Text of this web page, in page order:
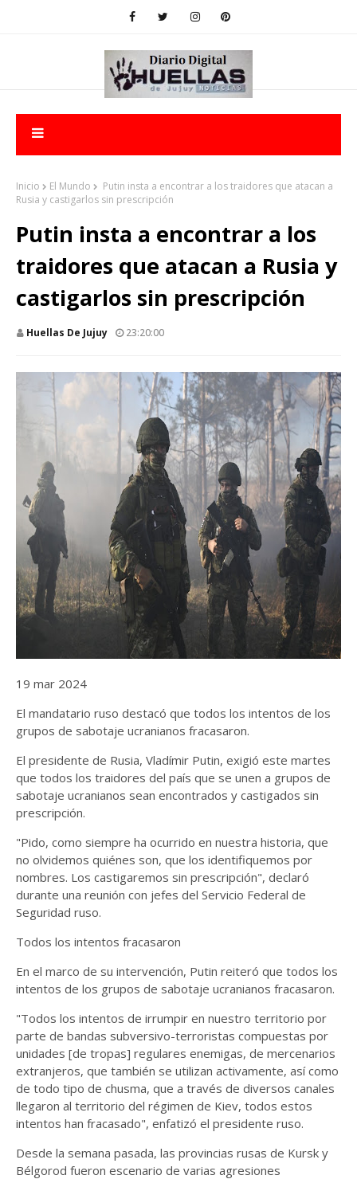
Inicio El Mundo
Putin insta a encontrar a los traidores que atacan a
Rusia y castigarlos sin prescripción
Putin insta a encontrar a los
traidores que atacan a Rusia y
castigarlos sin prescripción
Huellas De Jujuy 23:20:00
19 mar 2024
El mandatario ruso destacó que todos los intentos de los
grupos de sabotaje ucranianos fracasaron.
El presidente de Rusia, Vladímir Putin, exigió este martes
que todos los traidores del país que se unen a grupos de
sabotaje ucranianos sean encontrados y castigados sin
prescripción.
"Pido, como siempre ha ocurrido en nuestra historia, que
no olvidemos quiénes son, que los identifiquemos por
nombres. Los castigaremos sin prescripción", declaró
durante una reunión con jefes del Servicio Federal de
Seguridad ruso.
Todos los intentos fracasaron
En el marco de su intervención, Putin reiteró que todos los
intentos de los grupos de sabotaje ucranianos fracasaron.
"Todos los intentos de irrumpir en nuestro territorio por
parte de bandas subversivo-terroristas compuestas por
unidades [de tropas] regulares enemigas, de mercenarios
extranjeros, que también se utilizan activamente, así como
de todo tipo de chusma, que a través de diversos canales
llegaron al territorio del régimen de Kiev, todos estos
intentos han fracasado", enfatizó el presidente ruso.
Desde la semana pasada, las provincias rusas de Kursk y
Bélgorod fueron escenario de varias agresiones